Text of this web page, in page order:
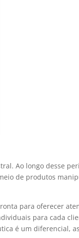
Ao longo desse
de produtos
para oferecer
para cada
é um diferencial,